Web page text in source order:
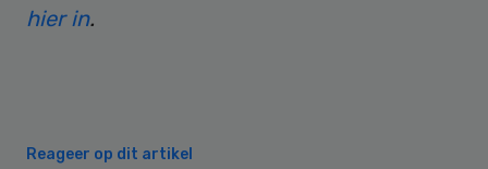
hier in.
Reageer op dit artikel